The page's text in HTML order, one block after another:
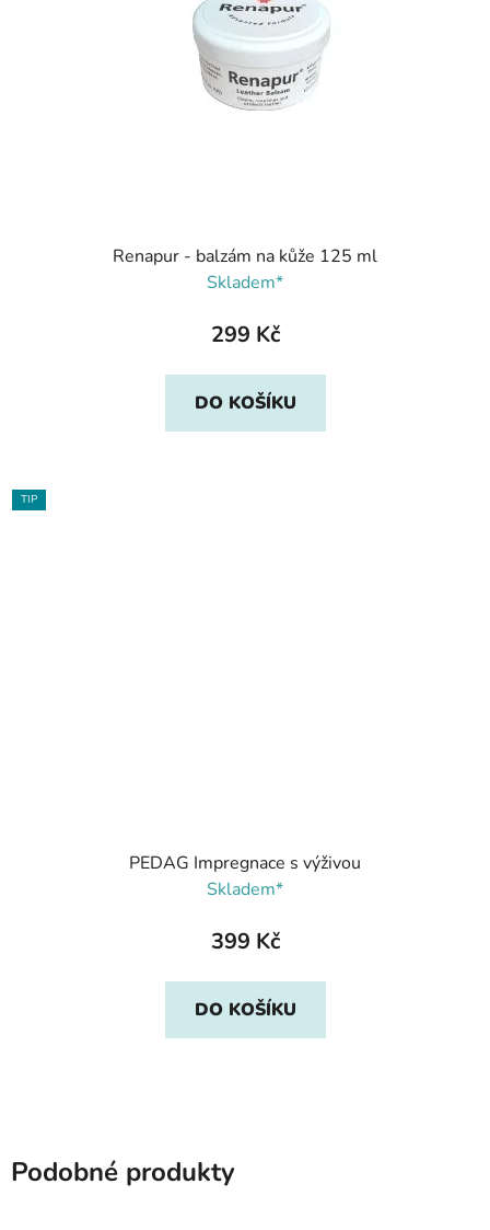
Renapur - balzám na kůže 125 ml
Skladem*
299 Kč
DO KOŠÍKU
TIP
PEDAG Impregnace s výživou
Skladem*
399 Kč
DO KOŠÍKU
Podobné produkty